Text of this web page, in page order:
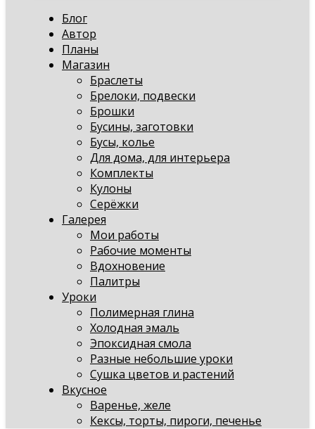
Блог
Автор
Планы
Магазин
Браслеты
Брелоки, подвески
Брошки
Бусины, заготовки
Бусы, колье
Для дома, для интерьера
Комплекты
Кулоны
Серёжки
Галерея
Мои работы
Рабочие моменты
Вдохновение
Палитры
Уроки
Полимерная глина
Холодная эмаль
Эпоксидная смола
Разные небольшие уроки
Сушка цветов и растений
Вкусное
Варенье, желе
Кексы, торты, пироги, печенье